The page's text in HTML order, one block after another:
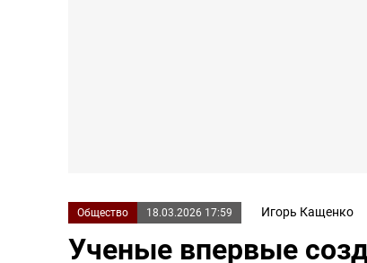
Общество 18.03.2026 17:59 Игорь Кащенко
Ученые впервые